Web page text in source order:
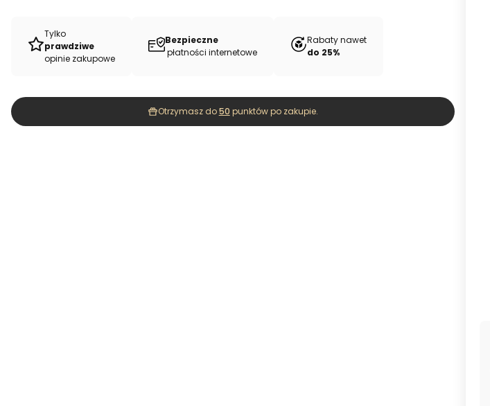
Tylko
prawdziwe
opinie zakupowe
Bezpieczne
płatności internetowe
Rabaty nawet
do 25%
Otrzymasz do50 punktów po zakupie.